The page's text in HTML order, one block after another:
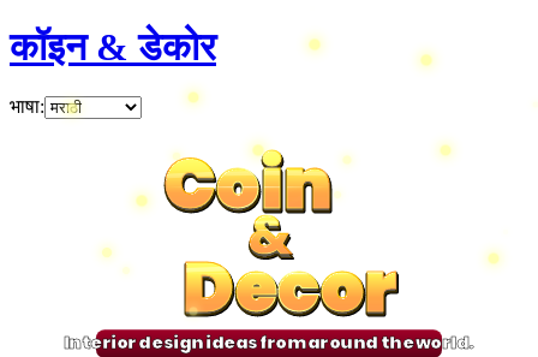
कॉइन & डेकोर
भाषा:
Coin
&
Decor
Coin
&
Decor
Coin
&
Decor
Coin
&
Decor
Interior design ideas from around the world.